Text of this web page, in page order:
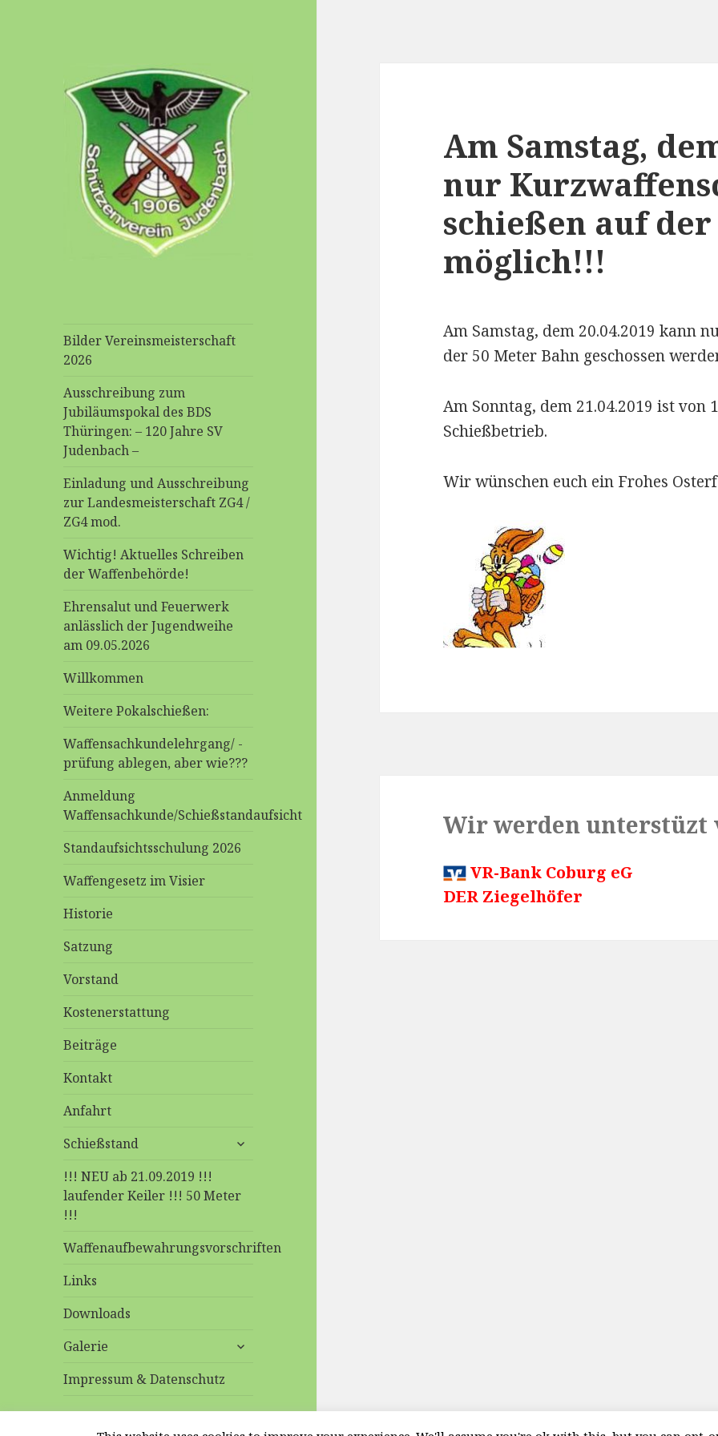
Bilder Vereinsmeisterschaft
2026
Ausschreibung zum
Jubiläumspokal des BDS
Thüringen: – 120 Jahre SV
Judenbach –
Einladung und Ausschreibung
zur Landesmeisterschaft ZG4 /
ZG4 mod.
Wichtig! Aktuelles Schreiben
der Waffenbehörde!
Ehrensalut und Feuerwerk
anlässlich der Jugendweihe
am 09.05.2026
Willkommen
Weitere Pokalschießen:
Waffensachkundelehrgang/ -
prüfung ablegen, aber wie???
Anmeldung
Waffensachkunde/Schießstandaufsicht
Standaufsichtsschulung 2026
Waffengesetz im Visier
Historie
Satzung
Vorstand
Kostenerstattung
Beiträge
Kontakt
Anfahrt
Schießstand
untermenü
!!! NEU ab 21.09.2019 !!!
laufender Keiler !!! 50 Meter
!!!
Waffenaufbewahrungsvorschriften
Links
Downloads
Galerie
untermenü
Impressum & Datenschutz
Am Samstag,
nur
schießen auf
möglich!!!
Am Samstag, dem 20.04.2019 kann
der 50 Meter Bahn geschossen
Am Sonntag, dem 21.04.2019 ist
Schießbetrieb.
Wir wünschen euch ein Frohes
Wir werden unterstüzt
VR-Bank Coburg eG
DER Ziegelhöfer